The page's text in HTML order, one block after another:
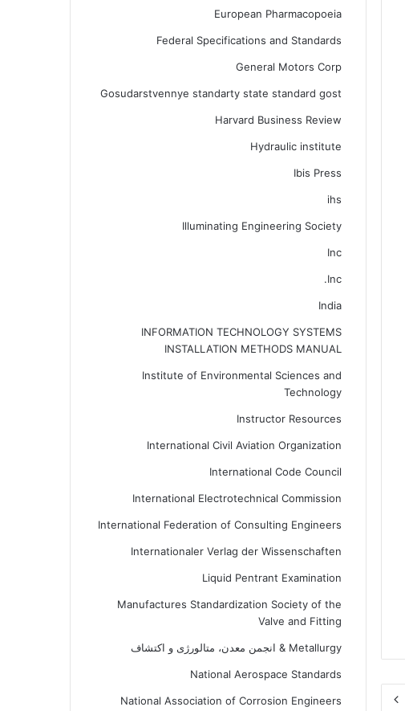
European Pharmacopoeia
Federal Specifications and Standards
General Motors Corp
Gosudarstvennye standarty state standard gost
Harvard Business Review
Hydraulic institute
Ibis Press
ihs
Illuminating Engineering Society
Inc
Inc.
India
INFORMATION TECHNOLOGY SYSTEMS
INSTALLATION METHODS MANUAL
Institute of Environmental Sciences and
Technology
Instructor Resources
International Civil Aviation Organization
International Code Council
International Electrotechnical Commission
International Federation of Consulting Engineers
Internationaler Verlag der Wissenschaften
Liquid Pentrant Examination
Manufactures Standardization Society of the
Valve and Fitting
Metallurgy & انجمن معدن، متالورژی و اکتشاف
National Aerospace Standards
National Association of Corrosion Engineers